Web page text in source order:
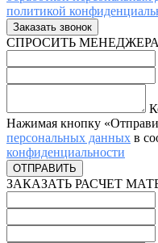
политикой
СПРОСИТЬ МЕНЕДЖЕРА
Нажимая кнопку
персональных данных в
конфиденциальности
ЗАКАЗАТЬ РАСЧЕТ